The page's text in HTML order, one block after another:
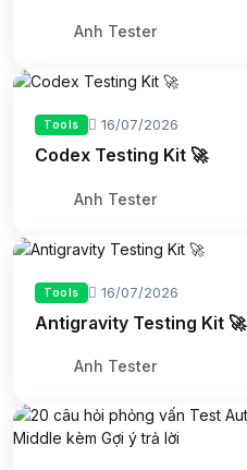
Anh Tester
Tools 16/07/2026
Codex Testing Kit 🚀
Anh Tester
Tools 16/07/2026
Antigravity Testing Kit 🚀
Anh Tester